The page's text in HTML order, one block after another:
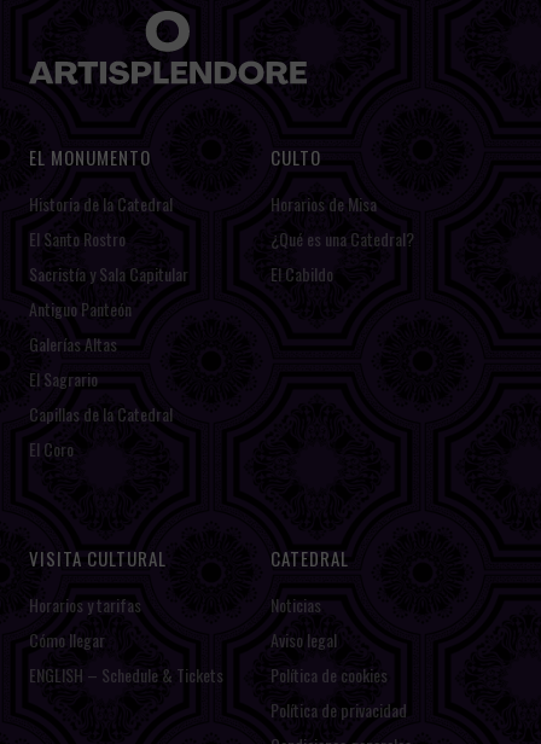
EL MONUMENTO
Historia de la Catedral
El Santo Rostro
Sacristía y Sala Capitular
Antiguo Panteón
Galerías Altas
El Sagrario
Capillas de la Catedral
El Coro
CULTO
Horarios de Misa
¿Qué es una Catedral?
El Cabildo
VISITA CULTURAL
Horarios y tarifas
Cómo llegar
ENGLISH – Schedule & Tickets
CATEDRAL
Noticias
Aviso legal
Política de cookies
Política de privacidad